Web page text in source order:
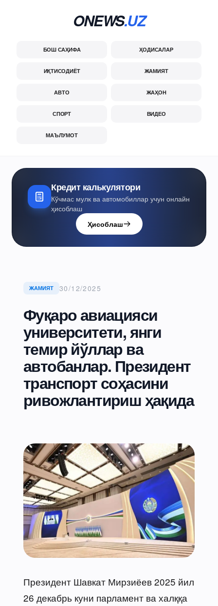
ONEWS.UZ
БОШ САҲИФА ҲОДИСАЛАР
ИҚТИСОДИЁТ ЖАМИЯТ
АВТО ЖАҲОН
СПОРТ ВИДЕО
МАЪЛУМОТ
Кредит калькулятори
Кўчмас мулк ва автомобиллар учун онлайн
ҳисоблаш
Ҳисоблаш
ЖАМИЯТ 30/12/2025
Фуқаро авиацияси
университети, янги
темир йўллар ва
автобанлар. Президент
транспорт соҳасини
ривожлантириш ҳақида
Президент Шавкат Мирзиёев 2025 йил
26 декабрь куни парламент ва халққа